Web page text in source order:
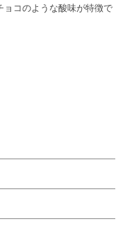
ョコのような酸味が特徴で